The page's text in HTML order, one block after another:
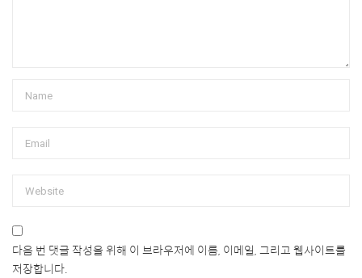
다음 번 댓글 작성을 위해 이 브라우저에 이름, 이메일, 그리고 웹사이트를
저장합니다.